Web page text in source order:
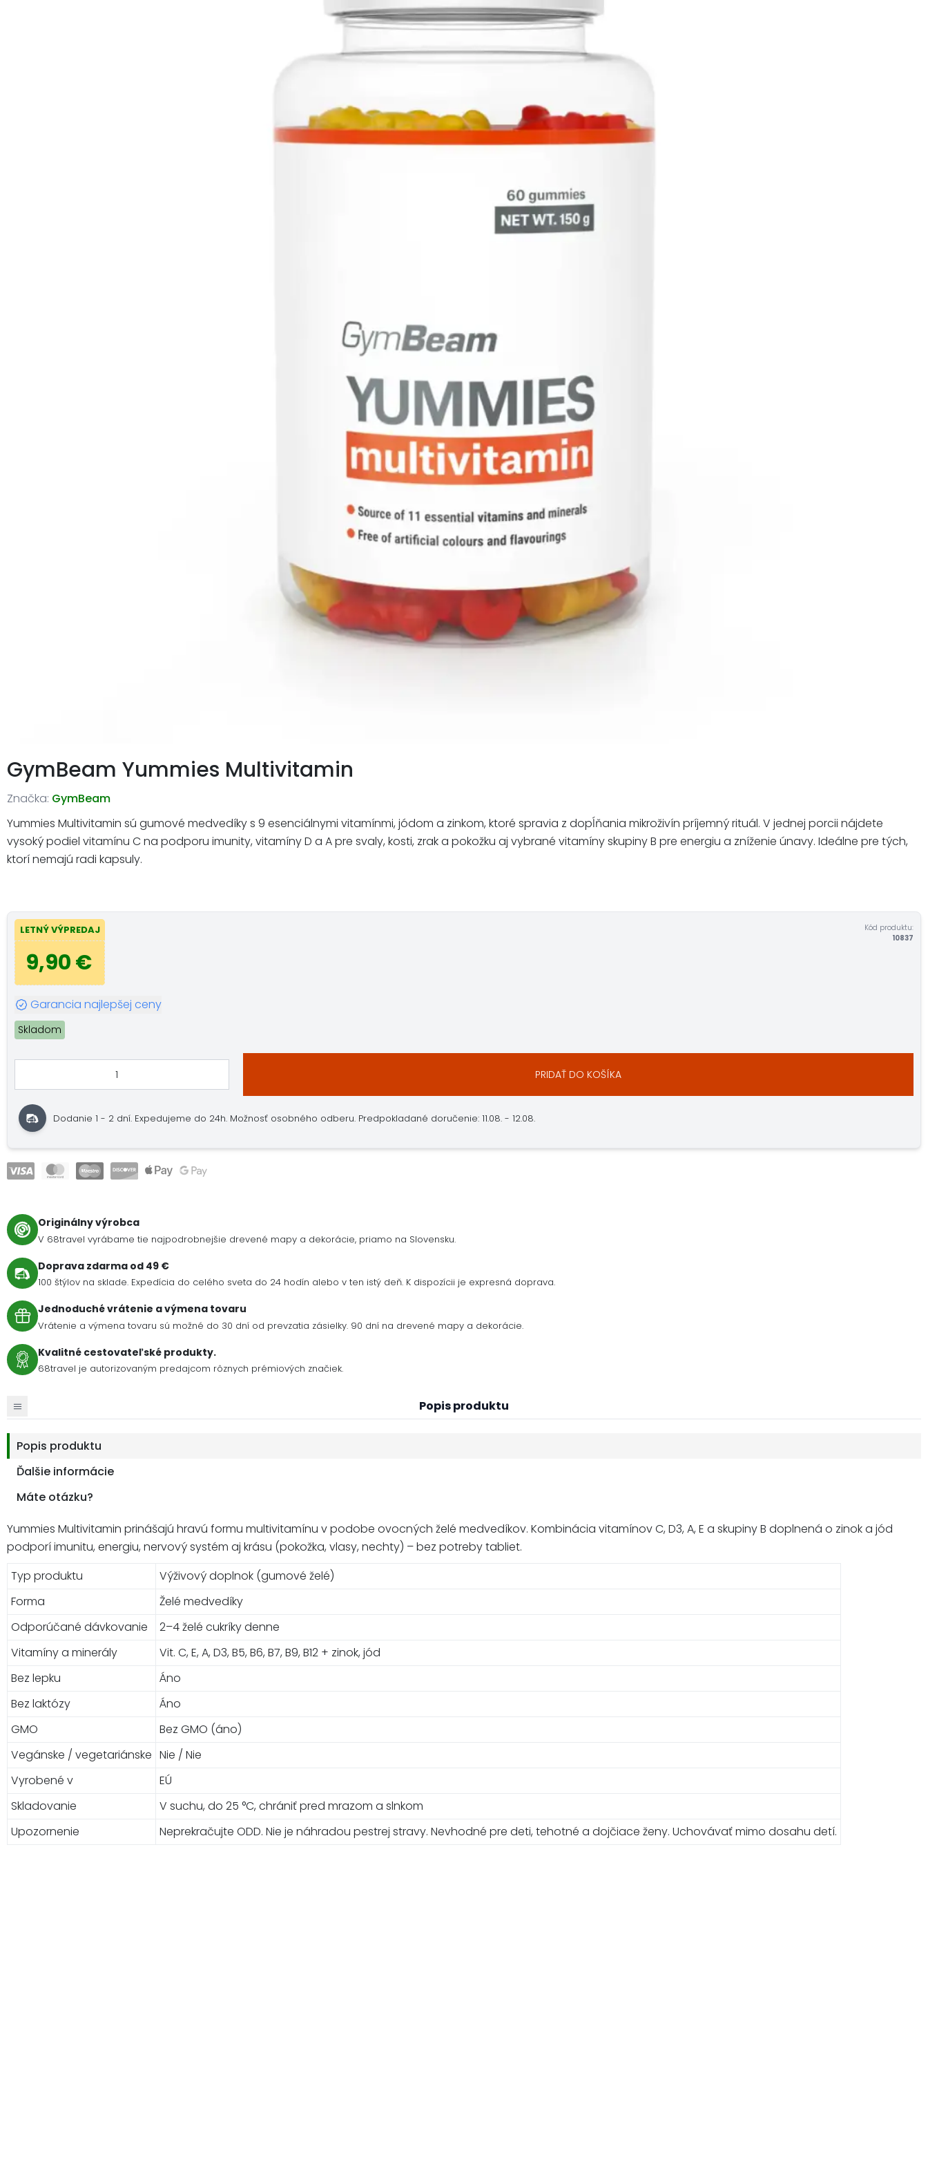
GymBeam Yummies Multivitamin
Značka: GymBeam
Yummies Multivitamin sú gumové medvedíky s 9 esenciálnymi vitamínmi, jódom a zinkom, ktoré spravia z dopĺňania mikroživín príjemný rituál. V jednej porcii nájdete
vysoký podiel vitamínu C na podporu imunity, vitamíny D a A pre svaly, kosti, zrak a pokožku aj vybrané vitamíny skupiny B pre energiu a zníženie únavy. Ideálne pre tých,
ktorí nemajú radi kapsuly.
LETNÝ VÝPREDAJ
9,90 €
Kód produktu:
10837
Garancia najlepšej ceny
Skladom
PRIDAŤ DO KOŠÍKA
Dodanie 1 - 2 dní. Expedujeme do 24h. Možnosť osobného odberu. Predpokladané doručenie: 11.08. - 12.08.
Originálny výrobca
V 68travel vyrábame tie najpodrobnejšie drevené mapy a dekorácie, priamo na Slovensku.
Doprava zdarma od 49 €
100 štýlov na sklade. Expedícia do celého sveta do 24 hodín alebo v ten istý deň. K dispozícii je expresná doprava.
Jednoduché vrátenie a výmena tovaru
Vrátenie a výmena tovaru sú možné do 30 dní od prevzatia zásielky. 90 dní na drevené mapy a dekorácie.
Kvalitné cestovateľské produkty.
68travel je autorizovaným predajcom rôznych prémiových značiek.
Popis produktu
Popis produktu
Ďalšie informácie
Máte otázku?
Yummies Multivitamin prinášajú hravú formu multivitamínu v podobe ovocných želé medvedíkov. Kombinácia vitamínov C, D3, A, E a skupiny B doplnená o zinok a jód
podporí imunitu, energiu, nervový systém aj krásu (pokožka, vlasy, nechty) – bez potreby tabliet.
Typ produktu
Výživový doplnok (gumové želé)
Forma
Želé medvedíky
Odporúčané dávkovanie
2–4 želé cukríky denne
Vitamíny a minerály
Vit. C, E, A, D3, B5, B6, B7, B9, B12 + zinok, jód
Bez lepku
Áno
Bez laktózy
Áno
GMO
Bez GMO (áno)
Vegánske / vegetariánske Nie / Nie
Vyrobené v
EÚ
Skladovanie
V suchu, do 25 °C, chrániť pred mrazom a slnkom
Upozornenie
Neprekračujte ODD. Nie je náhradou pestrej stravy. Nevhodné pre deti, tehotné a dojčiace ženy. Uchovávať mimo dosahu detí.